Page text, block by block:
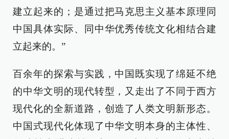
建立起来的；是通过把马克思主义基本原理同
中国具体实际、同中华优秀传统文化相结合建
立起来的。”
百余年的探索与实践，中国既实现了绵延不绝
的中华文明的现代转型，又走出了不同于西方
现代化的全新道路，创造了人类文明新形态。
中国式现代化体现了中华文明本身的主体性、